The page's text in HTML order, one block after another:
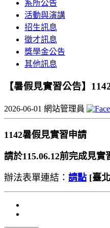
系所公告
活動與演講
招生訊息
徵才訊息
獎學金公告
其他訊息
【暑假見實習公告】
2026-06-01 網站管理員
1142暑假見實習申請
請於115.06.12前完成見
辦法表單連結： 請點 [臺